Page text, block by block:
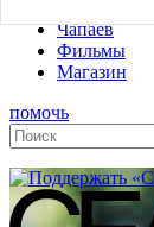
Чапаев
Фильмы
Магазин
помочь